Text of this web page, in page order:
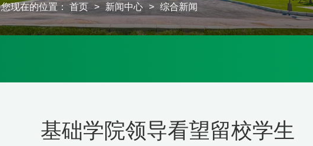
您现在的位置： 首页 > 新闻中心 > 综合新闻
基础学院领导看望留校学生